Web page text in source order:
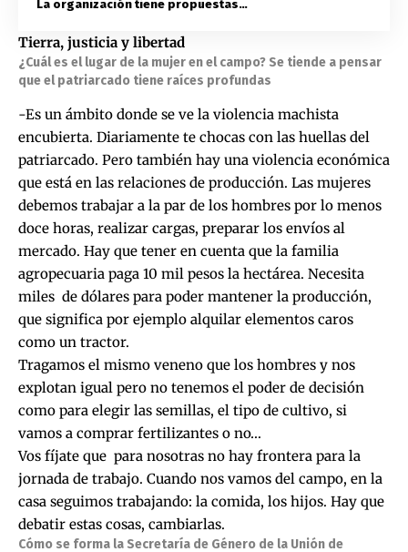
La organización tiene propuestas…
Tierra, justicia y libertad
¿Cuál es el lugar de la mujer en el campo? Se tiende a pensar
que el patriarcado tiene raíces profundas
-Es un ámbito donde se ve la violencia machista
encubierta. Diariamente te chocas con las huellas del
patriarcado. Pero también hay una violencia económica
que está en las relaciones de producción. Las mujeres
debemos trabajar a la par de los hombres por lo menos
doce horas, realizar cargas, preparar los envíos al
mercado. Hay que tener en cuenta que la familia
agropecuaria paga 10 mil pesos la hectárea. Necesita
miles de dólares para poder mantener la producción,
que significa por ejemplo alquilar elementos caros
como un tractor.
Tragamos el mismo veneno que los hombres y nos
explotan igual pero no tenemos el poder de decisión
como para elegir las semillas, el tipo de cultivo, si
vamos a comprar fertilizantes o no…
Vos fíjate que para nosotras no hay frontera para la
jornada de trabajo. Cuando nos vamos del campo, en la
casa seguimos trabajando: la comida, los hijos. Hay que
debatir estas cosas, cambiarlas.
Cómo se forma la Secretaría de Género de la Unión de